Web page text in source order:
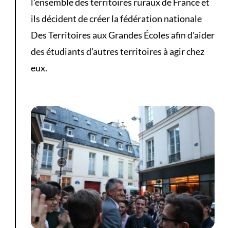
ils décident de créer la fédération nationale
Des Territoires aux Grandes Écoles afin d'aider
des étudiants d'autres territoires à agir chez
eux.